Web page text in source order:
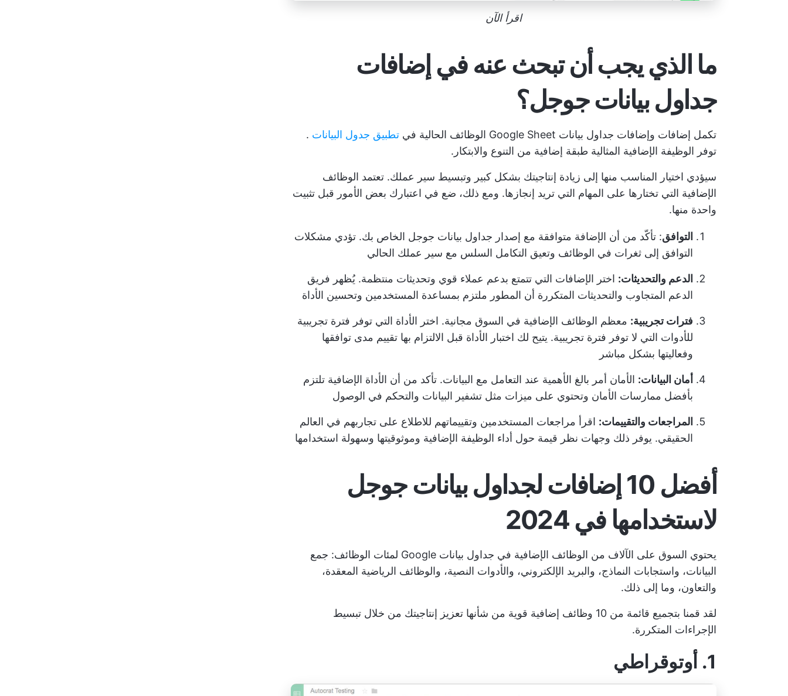
اقرأ الآن
ما الذي يجب أن تبحث عنه في إضافات
جداول بيانات جوجل؟
تكمل إضافات وإضافات جداول بيانات Google Sheet الوظائف الحالية في تطبيق جدول البيانات .
توفر الوظيفة الإضافية المثالية طبقة إضافية من التنوع والابتكار.
سيؤدي اختيار المناسب منها إلى زيادة إنتاجيتك بشكل كبير وتبسيط سير عملك. تعتمد الوظائف
الإضافية التي تختارها على المهام التي تريد إنجازها. ومع ذلك، ضع في اعتبارك بعض الأمور قبل تثبيت
واحدة منها.
التوافق: تأكّد من أن الإضافة متوافقة مع إصدار جداول بيانات جوجل الخاص بك. تؤدي مشكلات
التوافق إلى ثغرات في الوظائف وتعيق التكامل السلس مع سير عملك الحالي
الدعم والتحديثات: اختر الإضافات التي تتمتع بدعم عملاء قوي وتحديثات منتظمة. يُظهر فريق
الدعم المتجاوب والتحديثات المتكررة أن المطور ملتزم بمساعدة المستخدمين وتحسين الأداة
فترات تجريبية: معظم الوظائف الإضافية في السوق مجانية. اختر الأداة التي توفر فترة تجريبية
للأدوات التي لا توفر فترة تجريبية. يتيح لك اختبار الأداة قبل الالتزام بها تقييم مدى توافقها
وفعاليتها بشكل مباشر
أمان البيانات: الأمان أمر بالغ الأهمية عند التعامل مع البيانات. تأكد من أن الأداة الإضافية تلتزم
بأفضل ممارسات الأمان وتحتوي على ميزات مثل تشفير البيانات والتحكم في الوصول
المراجعات والتقييمات: اقرأ مراجعات المستخدمين وتقييماتهم للاطلاع على تجاربهم في العالم
الحقيقي. يوفر ذلك وجهات نظر قيمة حول أداء الوظيفة الإضافية وموثوقيتها وسهولة استخدامها
أفضل 10 إضافات لجداول بيانات جوجل
لاستخدامها في 2024
يحتوي السوق على الآلاف من الوظائف الإضافية في جداول بيانات Google لمئات الوظائف: جمع
البيانات، واستجابات النماذج، والبريد الإلكتروني، والأدوات النصية، والوظائف الرياضية المعقدة،
والتعاون، وما إلى ذلك.
لقد قمنا بتجميع قائمة من 10 وظائف إضافية قوية من شأنها تعزيز إنتاجيتك من خلال تبسيط
الإجراءات المتكررة.
1. أوتوقراطي